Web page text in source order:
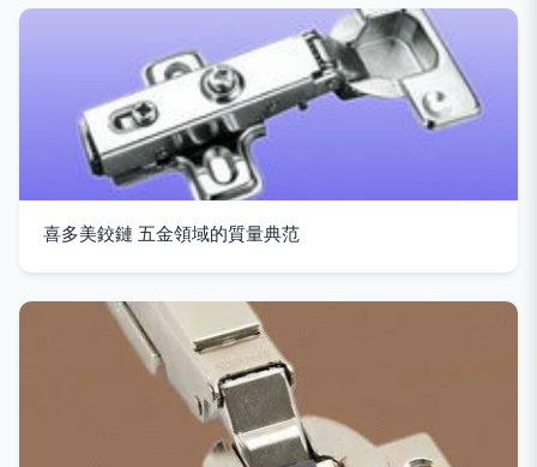
喜多美鉸鏈 五金領域的質量典范